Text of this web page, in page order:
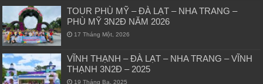
TOUR PHÙ MỸ – ĐÀ LẠT – NHA TRANG –
PHÙ MỸ 3N2Đ NĂM 2026
17 Tháng Một, 2026
VĨNH THẠNH – ĐÀ LẠT – NHA TRANG – VĨNH
THẠNH 3N2Đ – 2025
19 Tháng Ba, 2025